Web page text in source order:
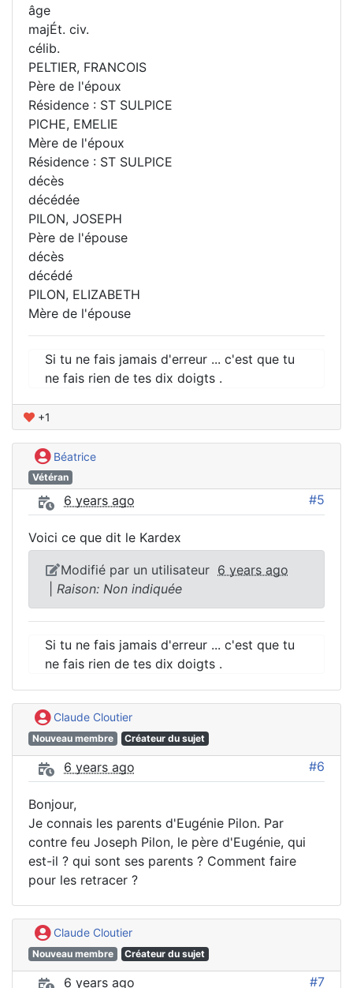
âge
majÉt. civ.
célib.
PELTIER, FRANCOIS
Père de l'époux
Résidence : ST SULPICE
PICHE, EMELIE
Mère de l'époux
Résidence : ST SULPICE
décès
décédée
PILON, JOSEPH
Père de l'épouse
décès
décédé
PILON, ELIZABETH
Mère de l'épouse
Si tu ne fais jamais d'erreur ... c'est que tu
ne fais rien de tes dix doigts .
+1
Béatrice
Vétéran
6 years ago #5
Voici ce que dit le Kardex
Modifié par un utilisateur 6 years ago
Raison: Non indiquée
Si tu ne fais jamais d'erreur ... c'est que tu
ne fais rien de tes dix doigts .
Claude Cloutier
Nouveau membre Créateur du sujet
6 years ago #6
Bonjour,
Je connais les parents d'Eugénie Pilon. Par
contre feu Joseph Pilon, le père d'Eugénie, qui
est-il ? qui sont ses parents ? Comment faire
pour les retracer ?
Claude Cloutier
Nouveau membre Créateur du sujet
6 years ago #7